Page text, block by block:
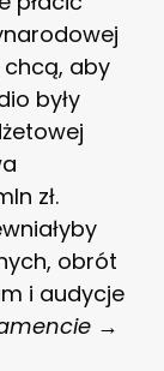
chcą, aby
były
zł.
obrót
i audycje
→